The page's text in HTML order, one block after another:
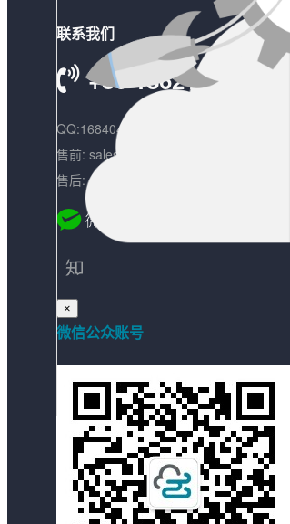
联系我们
+86 18621392393
QQ:1684041543
售前: sales@infinisign.com
售后: support@infinisign.com
×
微信公众账号